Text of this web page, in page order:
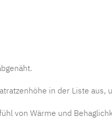
in der Liste aus,
von Wärme und